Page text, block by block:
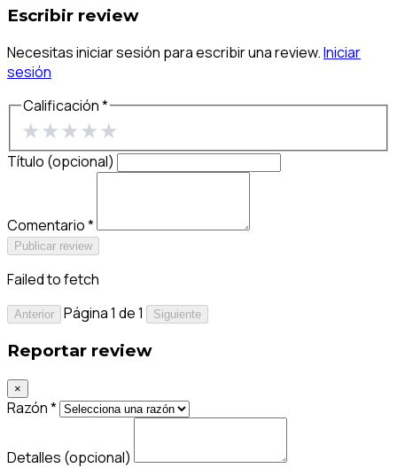
Escribir review
Necesitas iniciar sesión para escribir una review.Iniciar
sesión
Calificación *
★★★★★
Título (opcional)
Comentario *
Publicar review
Failed to fetch
Anterior Página 1 de 1 Siguiente
Reportar review
×
Razón *
Detalles (opcional)